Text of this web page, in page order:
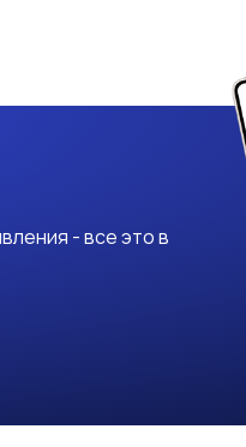
- все это в